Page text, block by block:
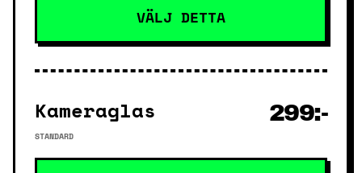
VÄLJ DETTA
Kameraglas
STANDARD
299:-